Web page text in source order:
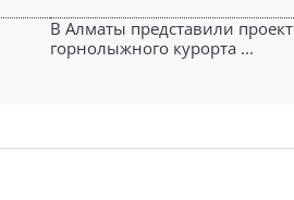
В Алматы представили проект
горнолыжного курорта ...